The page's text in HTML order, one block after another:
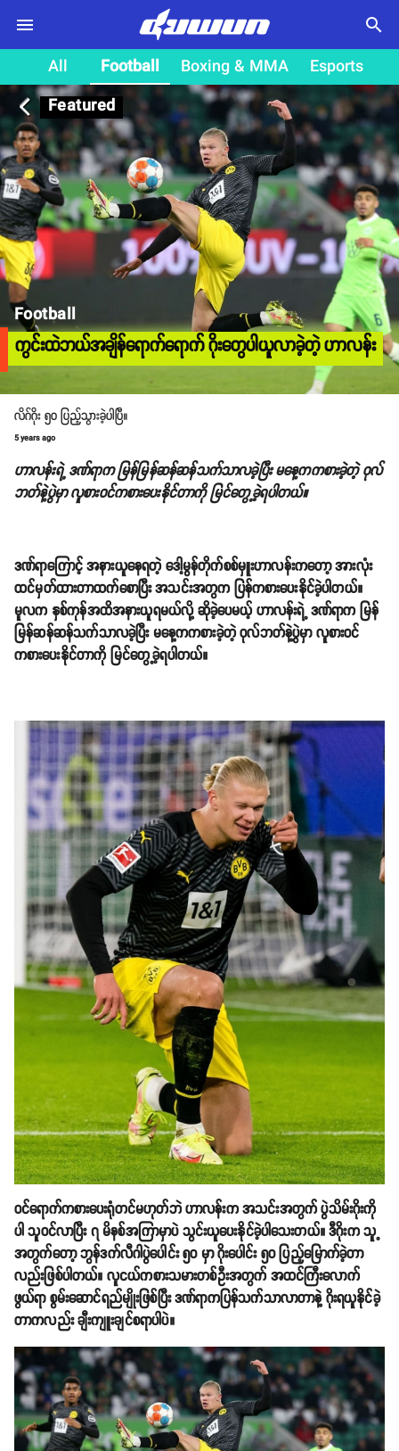
search
All Football Boxing & MMA
Esports
Featured
arrow_back_ios
Football
ကွင်းထဲဘယ်အချိန်ရောက်ရောက် ဂိုးတွေပါယူလာခဲ့တဲ့ ဟာလန်း
လိဂ်ဂိုး ၅၀ ပြည့်သွားခဲ့ပါပြီ။
5 years ago
ဟာလန်းရဲ့ ဒဏ်ရာက မြန်မြန်ဆန်ဆန်သက်သာလခဲ့ပြီး မနေ့ကကစားခဲ့တဲ့ ၀ုလ်
ဘတ်နဲ့ပွဲမှာ လူစားဝင်ကစားပေးနိုင်တာကို မြင်တွေ့ခဲ့ရပါတယ်။
ဒဏ်ရာကြောင့် အနားယူနေရတဲ့ ဒေါ့မွန်တိုက်စစ်မှူးဟာလန်းကတော့ အားလုံး
ထင်မှတ်ထားတာထက်စောပြီး အသင်းအတွက ပြန်ကစားပေးနိုင်ခဲ့ပါတယ်။
မူလက နှစ်ကုန်အထိအနားယူရမယ်လို့ ဆိုခဲ့ပေမယ့် ဟာလန်းရဲ့ ဒဏ်ရာက မြန်
မြန်ဆန်ဆန်သက်သာလခဲ့ပြီး မနေ့ကကစားခဲ့တဲ့ ၀ုလ်ဘတ်နဲ့ပွဲမှာ လူစားဝင်
ကစားပေးနိုင်တာကို မြင်တွေ့ခဲ့ရပါတယ်။
ဝင်ရောက်ကစားပေးရုံတင်မဟုတ်ဘဲ ဟာလန်းက အသင်းအတွက် ပွဲသိမ်းဂိုးကို
ပါ သူဝင်လာပြီး ၇ မိနစ်အကြာမှာပဲ သွင်းယူပေးနိုင်ခဲ့ပါသေးတယ်။ ဒီဂိုးက သူ့
အတွက်တော့ ဘွန်ဒက်လီဂါပွဲပေါင်း ၅၀ မှာ ဂိုးပေါင်း ၅၀ ပြည့်မြောက်ခဲ့တာ
လည်းဖြစ်ပါတယ်။ လူငယ်ကစားသမားတစ်ဦးအတွက် အထင်ကြီးလောက်
ဖွယ်ရာ စွမ်းဆောင်ရည်မျိုးဖြစ်ပြီး ဒဏ်ရာကပြန်သက်သာလာတာနဲ့ ဂိုးရယူနိုင်ခဲ့
တာကလည်း ချီးကျူးချင်စရာပါပဲ။